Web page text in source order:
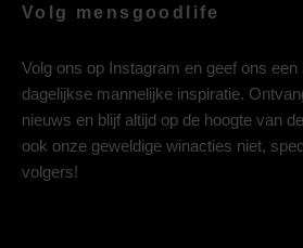
Volg mensgoodlife
Volg ons op Instagram en geef ons een
dagelijkse mannelijke inspiratie.
nieuws en blijf altijd op de hoogte van
ook onze geweldige winacties niet,
volgers!